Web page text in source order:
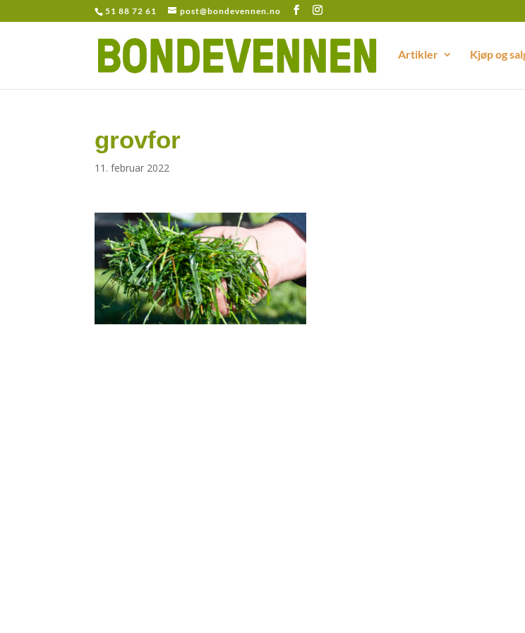
51 88 72 61 post@bondevennen.no
Artikler Kjøp og
grovfor
11. februar 2022